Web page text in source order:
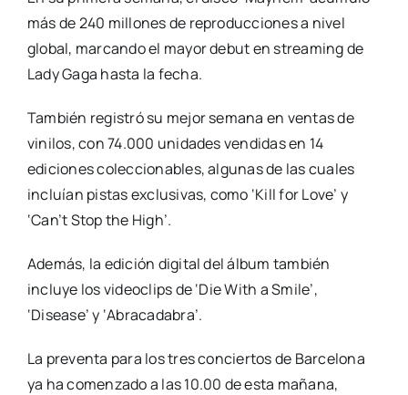
más de 240 millones de reproducciones a nivel
global, marcando el mayor debut en streaming de
Lady Gaga hasta la fecha.
También registró su mejor semana en ventas de
vinilos, con 74.000 unidades vendidas en 14
ediciones coleccionables, algunas de las cuales
incluían pistas exclusivas, como ‘Kill for Love’ y
‘Can’t Stop the High’.
Además, la edición digital del álbum también
incluye los videoclips de ‘Die With a Smile’,
‘Disease’ y ‘Abracadabra’.
La preventa para los tres conciertos de Barcelona
ya ha comenzado a las 10.00 de esta mañana,